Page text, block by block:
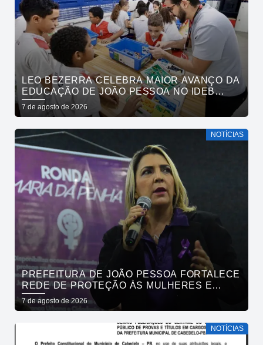
LEO BEZERRA CELEBRA MAIOR AVANÇO DA
EDUCAÇÃO DE JOÃO PESSOA NO IDEB
ENTRE CAPITAIS DO NORDESTE
7 de agosto de 2026
NOTÍCIAS
PREFEITURA DE JOÃO PESSOA FORTALECE
REDE DE PROTEÇÃO ÀS MULHERES E
ENTENDE QUE ACOLHER É SALVAR VIDAS
7 de agosto de 2026
NOTÍCIAS